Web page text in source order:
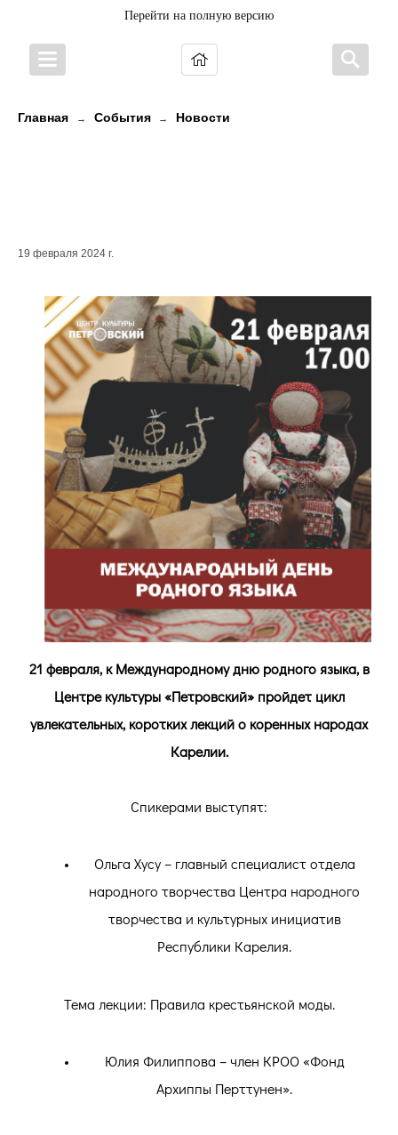
Перейти на полную версию
Главная → События → Новости
19 февраля 2024 г.
21 февраля, к Международному дню родного языка, в
Центре культуры «Петровский» пройдет цикл
увлекательных, коротких лекций о коренных народах
Карелии.
Спикерами выступят:
Ольга Хусу – главный специалист отдела
народного творчества Центра народного
творчества и культурных инициатив
Республики Карелия.
Тема лекции: Правила крестьянской моды.
Юлия Филиппова – член КРОО «Фонд
Архиппы Перттунен».